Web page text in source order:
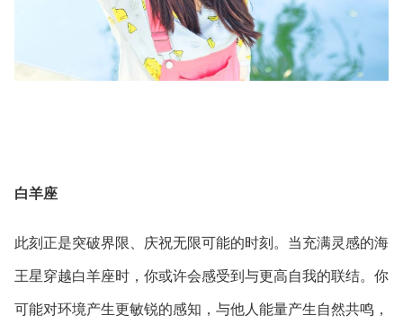
白羊座
此刻正是突破界限、庆祝无限可能的时刻。当充满灵感的海
王星穿越白羊座时，你或许会感受到与更高自我的联结。你
可能对环境产生更敏锐的感知，与他人能量产生自然共鸣，